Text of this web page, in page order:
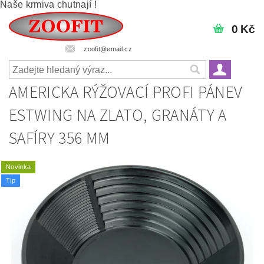
Naše krmiva chutnají !
zoofit@email.cz
0 Kč
AMERICKA RÝŽOVACÍ PROFI PÁNEV
ESTWING NA ZLATO, GRANÁTY A
SAFÍRY 356 MM
Novinka
Tip